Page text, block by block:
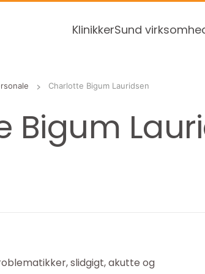
KlinikkerSund
Charlotte Bigum Lauridsen
Bigum
slidgigt, akutte og